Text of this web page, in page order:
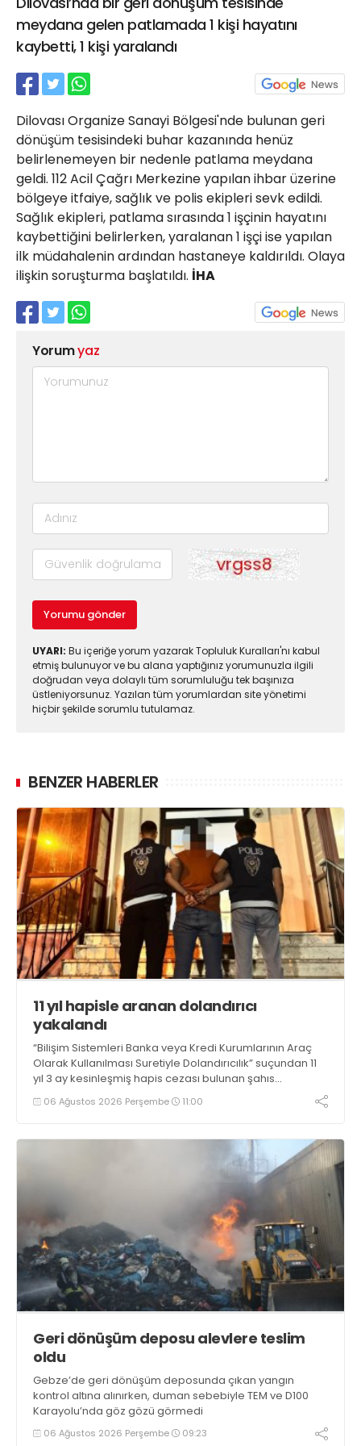
meydana gelen patlamada 1 kişi hayatını
kaybetti, 1 kişi yaralandı
Dilovası Organize Sanayi Bölgesi'nde bulunan geri
dönüşüm tesisindeki buhar kazanında henüz
belirlenemeyen bir nedenle patlama meydana
geldi. 112 Acil Çağrı Merkezine yapılan ihbar üzerine
bölgeye itfaiye, sağlık ve polis ekipleri sevk edildi.
Sağlık ekipleri, patlama sırasında 1 işçinin hayatını
kaybettiğini belirlerken, yaralanan 1 işçi ise yapılan
ilk müdahalenin ardından hastaneye kaldırıldı. Olaya
ilişkin soruşturma başlatıldı. İHA
Yorumyaz
Yorumu gönder
UYARI: Bu içeriğe yorum yazarak Topluluk Kuralları'nı kabul
etmiş bulunuyor ve bu alana yaptığınız yorumunuzla ilgili
doğrudan veya dolaylı tüm sorumluluğu tek başınıza
üstleniyorsunuz. Yazılan tüm yorumlardan site yönetimi
hiçbir şekilde sorumlu tutulamaz.
BENZER HABERLER
11 yıl hapisle aranan dolandırıcı
yakalandı
“Bilişim Sistemleri Banka veya Kredi Kurumlarının Araç
Olarak Kullanılması Suretiyle Dolandırıcılık” suçundan 11
yıl 3 ay kesinleşmiş hapis cezası bulunan şahıs
yakalandı
06 Ağustos 2026 Perşembe 11:00
Geri dönüşüm deposu alevlere teslim
oldu
Gebze’de geri dönüşüm deposunda çıkan yangın
kontrol altına alınırken, duman sebebiyle TEM ve D100
Karayolu’nda göz gözü görmedi
06 Ağustos 2026 Perşembe 09:23
21 Gölcük
02624132333